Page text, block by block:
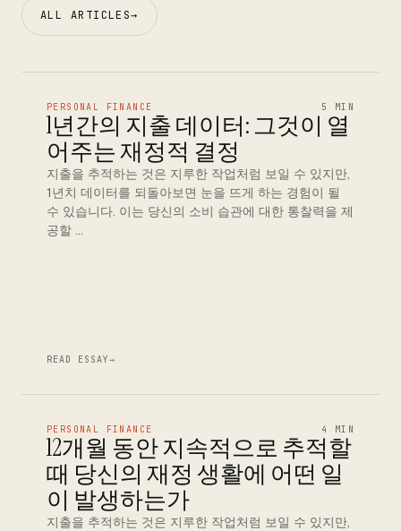
ALL ARTICLES→
PERSONAL FINANCE 5 MIN
1년간의 지출 데이터: 그것이 열
어주는 재정적 결정
지출을 추적하는 것은 지루한 작업처럼 보일 수 있지만,
1년치 데이터를 되돌아보면 눈을 뜨게 하는 경험이 될
수 있습니다. 이는 당신의 소비 습관에 대한 통찰력을 제
공할 …
READ ESSAY→
PERSONAL FINANCE 4 MIN
12개월 동안 지속적으로 추적할
때 당신의 재정 생활에 어떤 일
이 발생하는가
지출을 추적하는 것은 지루한 작업처럼 보일 수 있지만,